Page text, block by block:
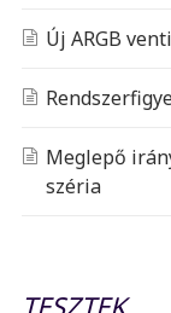
Új ARGB
Meglepő
széria
TESZTEK